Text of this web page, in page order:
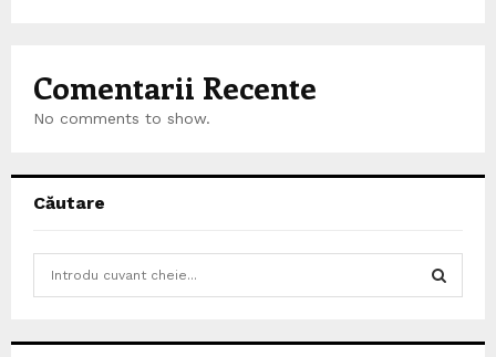
Comentarii Recente
No comments to show.
Căutare